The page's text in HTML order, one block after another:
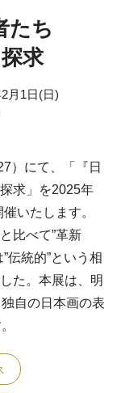
たち
求
月1日(日)
）にて、「『日
求」を2025年
いたします。
比べて”革新
伝統的”という相
た。本展は、明
自の日本画の表